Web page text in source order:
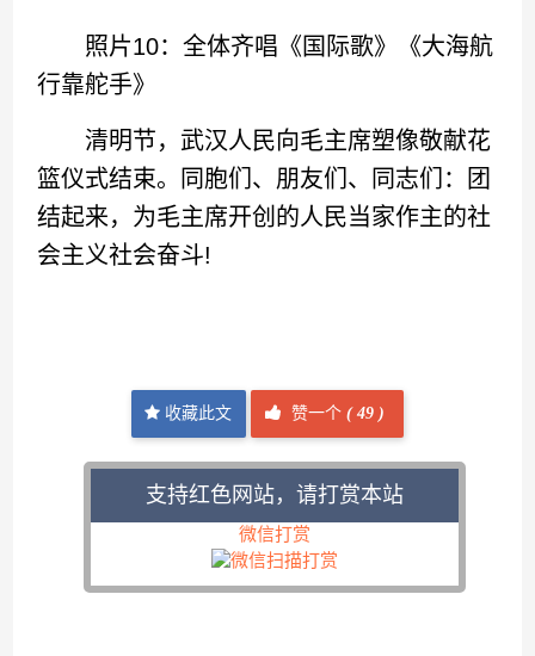
照片10：全体齐唱《国际歌》《大海航
行靠舵手》
清明节，武汉人民向毛主席塑像敬献花
篮仪式结束。同胞们、朋友们、同志们：团
结起来，为毛主席开创的人民当家作主的社
会主义社会奋斗!
收藏此文 赞一个( 49 )
支持红色网站，请打赏本站
微信打赏